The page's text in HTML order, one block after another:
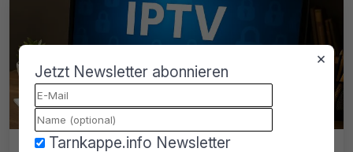
×
Jetzt Newsletter abonnieren
Tarnkappe.info Newsletter